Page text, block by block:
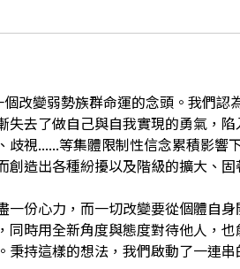
改變弱勢族群命運的念頭。我們
失去了做自己與自我實現的勇氣，
歧視......等集體限制性信念累積影
造出各種紛擾以及階級的擴大、固
一份心力，而一切改變要從個體自
同時用全新角度與態度對待他人，
持這樣的想法，我們啟動了一連串